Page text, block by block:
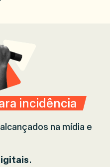
incidência
alcançados na mídia e
.